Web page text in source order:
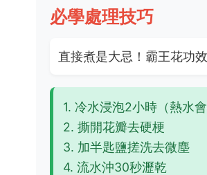
必學處理技巧
直接煮是大忌！霸王花功
1. 冷水浸泡2小時（熱水會
2. 撕開花瓣去硬梗
3. 加半匙鹽搓洗去微塵
4. 流水沖30秒瀝乾